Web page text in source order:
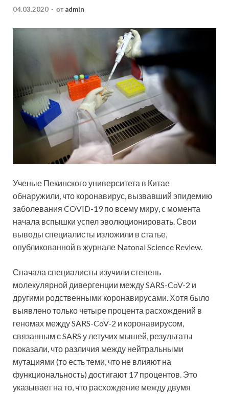
04.03.2020 - от admin
Ученые Пекинского университета в Китае
обнаружили, что коронавирус, вызвавший эпидемию
заболевания COVID-19 по всему миру, с момента
начала вспышки успел эволюционировать. Свои
выводы специалисты изложили в статье,
опубликованной в журнале Natonal Science Review.
Сначала специалисты изучили степень
молекулярной дивергенции между SARS-CoV-2 и
другими родственными коронавирусами. Хотя было
выявлено только четыре процента расхождений в
геномах между SARS-CoV-2 и коронавирусом,
связанным с SARS у летучих мышей, результаты
показали, что различия между нейтральными
мутациями (то есть теми, что не влияют на
функциональность) достигают 17 процентов. Это
указывает на то, что расхождение между двумя